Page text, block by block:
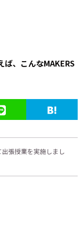
ば、こんなMAKERS
張授業を実施しまし